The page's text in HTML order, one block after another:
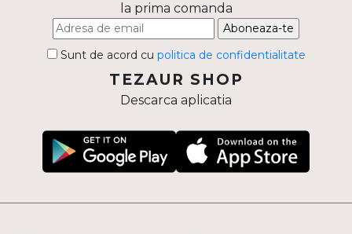
la prima comanda
Aboneaza-te
Sunt de acord cu politica de confidentialitate
TEZAUR SHOP
Descarca aplicatia